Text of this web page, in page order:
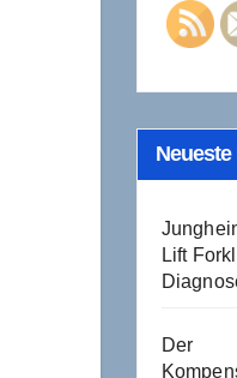
Lift
Der